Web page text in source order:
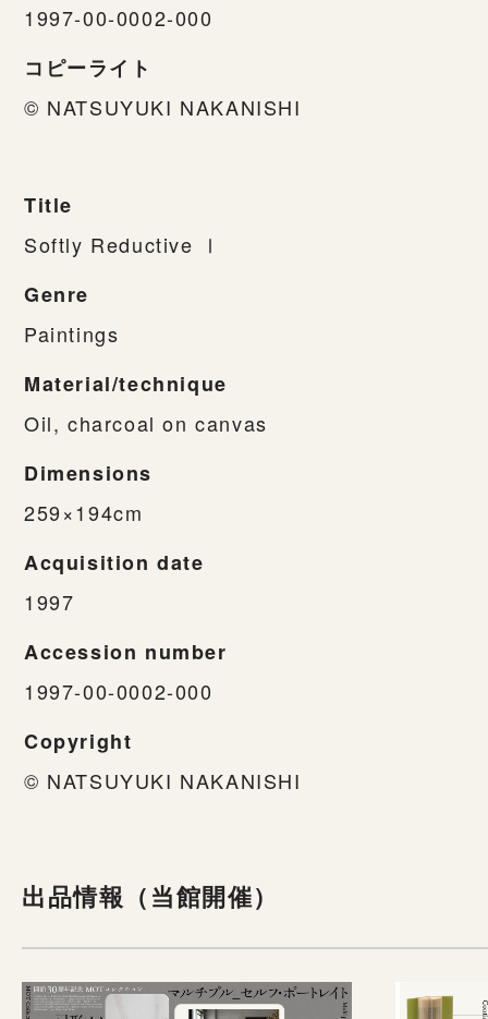
1997-00-0002-000
コピーライト
© NATSUYUKI NAKANISHI
Title
Softly Reductive Ⅰ
Genre
Paintings
Material/technique
Oil, charcoal on canvas
Dimensions
259×194cm
Acquisition date
1997
Accession number
1997-00-0002-000
Copyright
© NATSUYUKI NAKANISHI
出品情報（当館開催）